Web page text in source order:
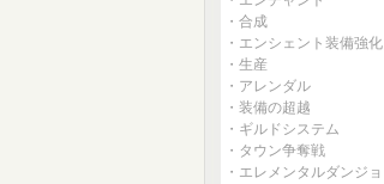
・合成
・エンシェント装備強化
・生産
・アレンダル
・装備の超越
・ギルドシステム
・タウン争奪戦
・エレメンタルダンジョ